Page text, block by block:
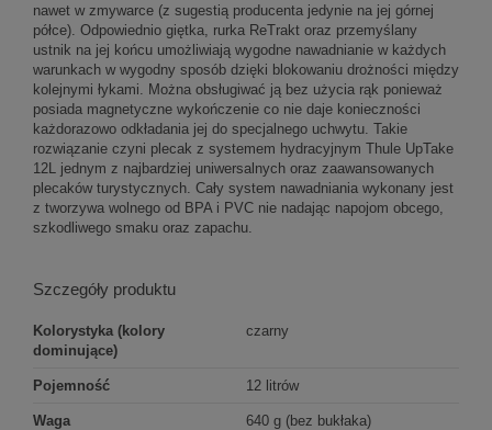
nawet w zmywarce (z sugestią producenta jedynie na jej górnej
półce). Odpowiednio giętka, rurka ReTrakt oraz przemyślany
ustnik na jej końcu umożliwiają wygodne nawadnianie w każdych
warunkach w wygodny sposób dzięki blokowaniu drożności między
kolejnymi łykami. Można obsługiwać ją bez użycia rąk ponieważ
posiada magnetyczne wykończenie co nie daje konieczności
każdorazowo odkładania jej do specjalnego uchwytu. Takie
rozwiązanie czyni plecak z systemem hydracyjnym Thule UpTake
12L jednym z najbardziej uniwersalnych oraz zaawansowanych
plecaków turystycznych. Cały system nawadniania wykonany jest
z tworzywa wolnego od BPA i PVC nie nadając napojom obcego,
szkodliwego smaku oraz zapachu.
Szczegóły produktu
Kolorystyka (kolory
dominujące)
czarny
Pojemność 12 litrów
Waga 640 g (bez bukłaka)